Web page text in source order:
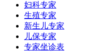
妇科专家
生殖专家
新生儿专家
儿保专家
专家坐诊表